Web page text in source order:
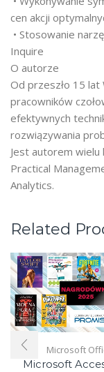
cen akcji
• Stosowanie
Inquire
O autorze
Od przeszło 15
pracowników
efektywnych
rozwiązywania
Jest autorem wielu
Practical
Analytics.
Related
Microsoft
Microsoft